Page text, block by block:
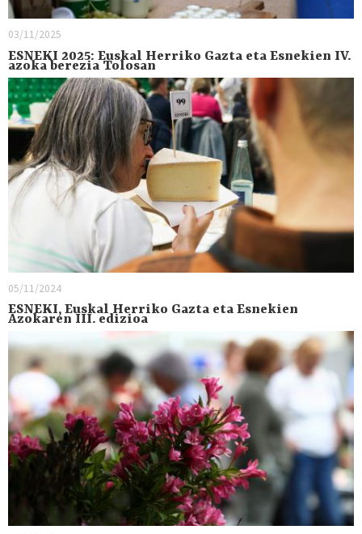
03/11/2025
ESNEKI 2025: Euskal Herriko Gazta eta Esnekien IV.
azoka berezia Tolosan
05/11/2024
ESNEKI, Euskal Herriko Gazta eta Esnekien
Azokaren III. edizioa